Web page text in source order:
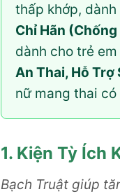
thấp khớp,
Chỉ Hãn
dành cho trẻ
An Thai, Hỗ Trợ
nữ mang thai
1. Kiện Tỳ Ích
Bạch Truật giúp